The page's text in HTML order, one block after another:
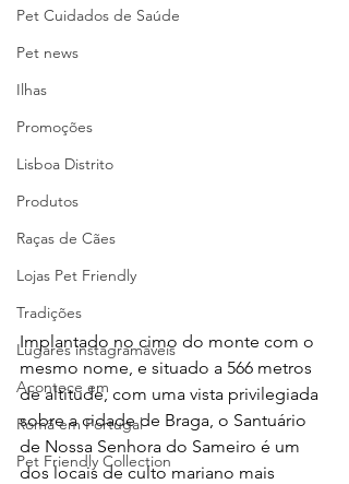
Pet Cuidados de Saúde
Pet news
Ilhas
Promoções
Lisboa Distrito
Produtos
Raças de Cães
Lojas Pet Friendly
Tradições
Lugares instagramáveis
Acontece em
Romã em Portugal
Pet Friendly Collection
Implantado no cimo do monte com o
mesmo nome, e situado a 566 metros
de altitude, com uma vista privilegiada
sobre a cidade de Braga, o Santuário
de Nossa Senhora do Sameiro é um
dos locais de culto mariano mais